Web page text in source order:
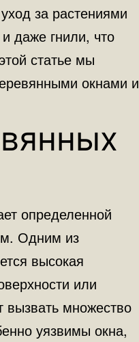
за растениями
даже гнили, что
статье мы
окнами и
определенной
Одним из
высокая
или
вызвать множество
уязвимы окна,